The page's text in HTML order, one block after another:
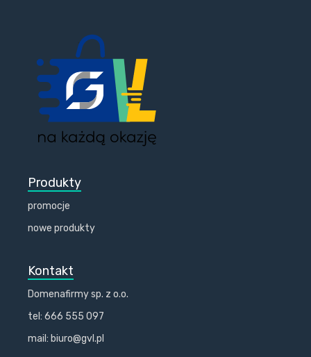
Produkty
promocje
nowe produkty
Kontakt
Domenafirmy sp. z o.o.
tel: 666 555 097
mail: biuro@gvl.pl